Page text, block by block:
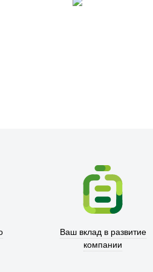
Ваш вклад в развитие
компании